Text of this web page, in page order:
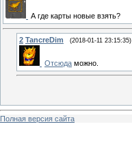
А где карты новые взять?
2 TancreDim (2018-01-11 23:15:35)
Отсюда можно.
Полная версия сайта